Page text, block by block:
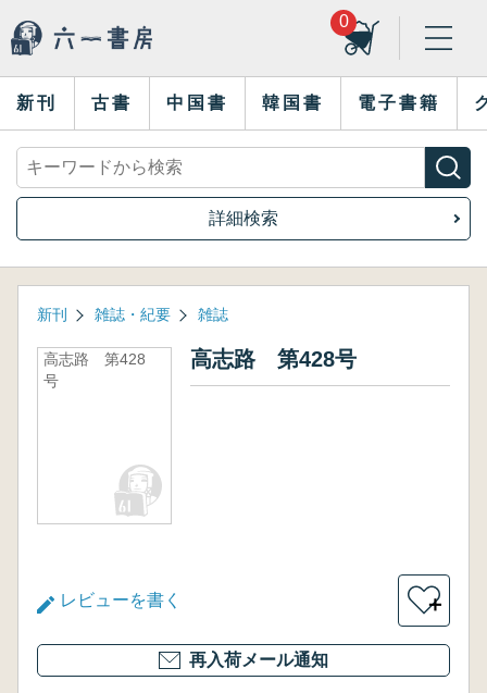
0
新刊 古書 中国書 韓国書 電子書籍
詳細検索
新刊 雑誌・紀要 雑誌
高志路 第428
号
高志路 第428号
レビューを書く ＋
再入荷メール通知